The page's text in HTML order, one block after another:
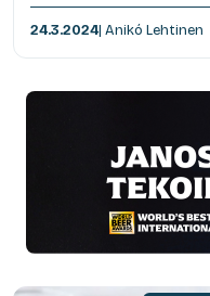
24.3.2024| Anikó Lehtinen